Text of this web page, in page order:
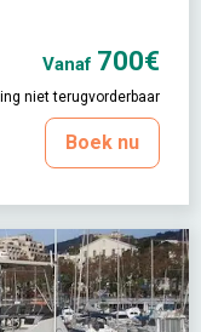
Vanaf 700€
niet terugvorderbaar
Boek nu